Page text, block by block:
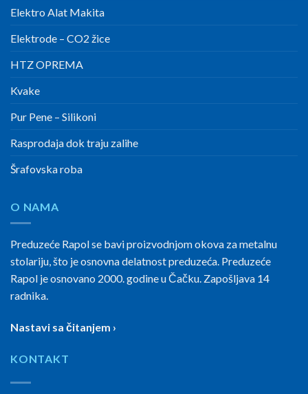
Elektro Alat Makita
Elektrode – CO2 žice
HTZ OPREMA
Kvake
Pur Pene – Silikoni
Rasprodaja dok traju zalihe
Šrafovska roba
O NAMA
Preduzeće Rapol se bavi proizvodnjom okova za metalnu
stolariju, što je osnovna delatnost preduzeća. Preduzeće
Rapol je osnovano 2000. godine u Čačku. Zapošljava 14
radnika.
Nastavi sa čitanjem ›
KONTAKT